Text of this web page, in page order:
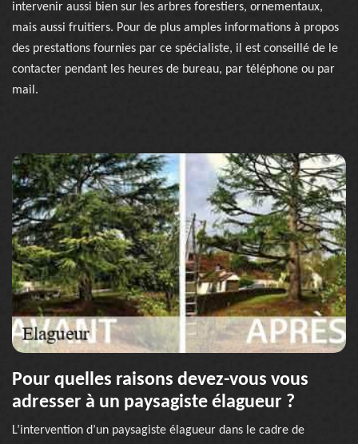
intervenir aussi bien sur les arbres forestiers, ornementaux,
mais aussi fruitiers. Pour de plus amples informations à propos
des prestations fournies par ce spécialiste, il est conseillé de le
contacter pendant les heures de bureau, par téléphone ou par
mail.
Pour quelles raisons devez-vous vous
adresser à un paysagiste élagueur ?
L’intervention d’un paysagiste élagueur dans le cadre de